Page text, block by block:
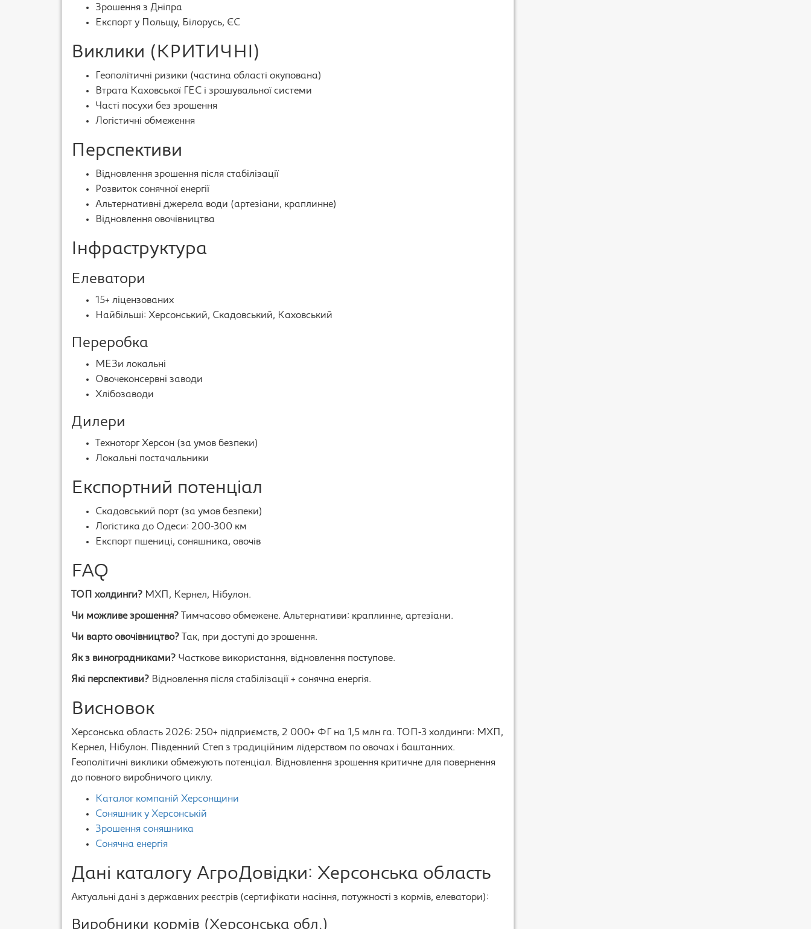
Зрошення з Дніпра
Експорт у Польщу, Білорусь, ЄС
Виклики (КРИТИЧНІ)
Геополітичні ризики (частина області окупована)
Втрата Каховської ГЕС і зрошувальної системи
Часті посухи без зрошення
Логістичні обмеження
Перспективи
Відновлення зрошення після стабілізації
Розвиток сонячної енергії
Альтернативні джерела води (артезіани, краплинне)
Відновлення овочівництва
Інфраструктура
Елеватори
15+ ліцензованих
Найбільші: Херсонський, Скадовський, Каховський
Переробка
МЕЗи локальні
Овочеконсервні заводи
Хлібозаводи
Дилери
Техноторг Херсон (за умов безпеки)
Локальні постачальники
Експортний потенціал
Скадовський порт (за умов безпеки)
Логістика до Одеси: 200-300 км
Експорт пшениці, соняшника, овочів
FAQ
ТОП холдинги? МХП, Кернел, Нібулон.
Чи можливе зрошення? Тимчасово обмежене. Альтернативи: краплинне, артезіани.
Чи варто овочівництво? Так, при доступі до зрошення.
Як з виноградниками? Часткове використання, відновлення поступове.
Які перспективи? Відновлення після стабілізації + сонячна енергія.
Висновок
Херсонська область 2026: 250+ підприємств, 2 000+ ФГ на 1,5 млн га. ТОП-3 холдинги: МХП,
Кернел, Нібулон. Південний Степ з традиційним лідерством по овочах і баштанних.
Геополітичні виклики обмежують потенціал. Відновлення зрошення критичне для повернення
до повного виробничого циклу.
Каталог компаній Херсонщини
Соняшник у Херсонській
Зрошення соняшника
Сонячна енергія
Дані каталогу АгроДовідки: Херсонська область
Актуальні дані з державних реєстрів (сертифікати насіння, потужності з кормів, елеватори):
Виробники кормів (Херсонська обл.)